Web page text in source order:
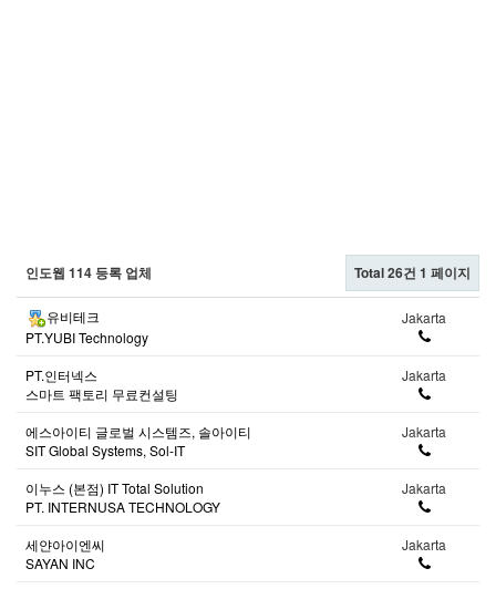
인도웹 114 등록 업체 Total 26건 1 페이지
유비테크
PT.YUBI Technology
Jakarta
PT.인터넥스
스마트 팩토리 무료컨설팅
Jakarta
에스아이티 글로벌 시스템즈, 솔아이티
SIT Global Systems, Sol-IT
Jakarta
이누스 (본점) IT Total Solution
PT. INTERNUSA TECHNOLOGY
Jakarta
세얀아이엔씨
SAYAN INC
Jakarta